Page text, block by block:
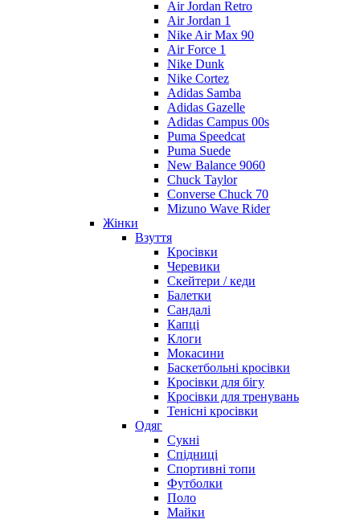
Air Jordan Retro
Air Jordan 1
Nike Air Max 90
Air Force 1
Nike Dunk
Nike Cortez
Adidas Samba
Adidas Gazelle
Adidas Campus 00s
Puma Speedcat
Puma Suede
New Balance 9060
Chuck Taylor
Converse Chuck 70
Mizuno Wave Rider
Жінки
Взуття
Кросівки
Черевики
Скейтери / кеди
Балетки
Сандалі
Капці
Клоги
Мокасини
Баскетбольні кросівки
Кросівки для бігу
Кросівки для тренувань
Тенісні кросівки
Одяг
Сукні
Спідниці
Спортивні топи
Футболки
Поло
Майки